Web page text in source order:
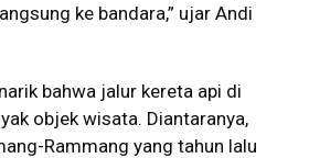
ke bandara,” ujar Andi
bahwa jalur kereta api di
objek wisata. Diantaranya,
Rammang yang tahun lalu